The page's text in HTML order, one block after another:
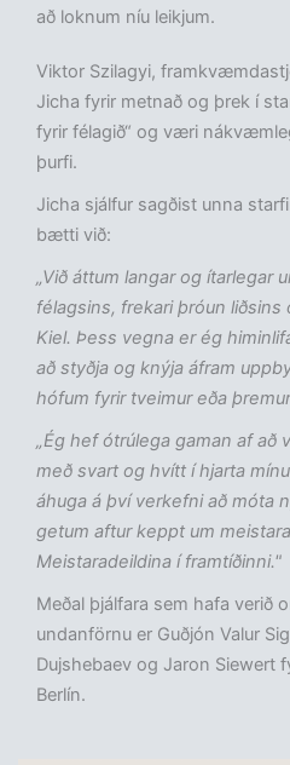
að loknum níu leikjum.
Viktor Szilagyi,
Jicha fyrir metnað og þrek í
fyrir félagið“ og væri
þurfi.
Jicha sjálfur sagðist unna
bætti við:
„Við áttum langar og ítarlegar
félagsins, frekari þróun liðsins
Kiel. Þess vegna er ég
að styðja og knýja áfram
hófum fyrir tveimur eða
„Ég hef ótrúlega gaman af að
með svart og hvítt í hjarta
áhuga á því verkefni að móta
getum aftur keppt um
Meistaradeildina í framtíðinni."
Meðal þjálfara sem hafa verið
undanförnu er Guðjón Valur
Dujshebaev og Jaron Siewert
Berlín.